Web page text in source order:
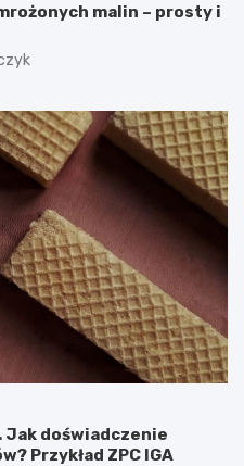
malin – prosty i
doświadczenie
Przykład ZPC IGA